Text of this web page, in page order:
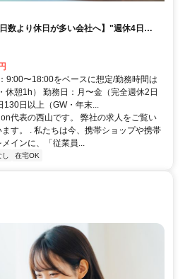
数より休日が多い会社へ】"週休4日
休3日制"を開始しました。
9:00〜18:00をベースに想定/勤務時間は
休憩1h） 勤務日：月〜金（完全週休2日
130日以上（GW・年末...
代表の西山です。 弊社の求人をご覧い
す。 . 私たちは今、携帯ショップや携帯
インに、「従業員...
し 在宅OK